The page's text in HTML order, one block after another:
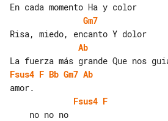
Gm7
Ab
Fsus4 F Bb Gm7 Ab
Fsus4 F